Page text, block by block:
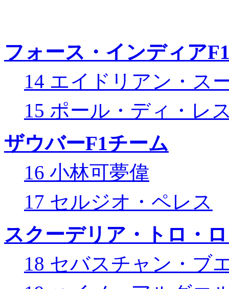
フォース・インディア
14 エイドリアン・ス
15 ポール・ディ・レ
ザウバーF1チーム
16 小林可夢偉
17 セルジオ・ペレス
スクーデリア・トロ・
18 セバスチャン・ブ